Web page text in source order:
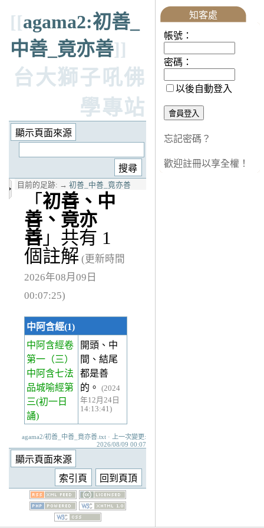
[[agama2:初善_
中善_竟亦善]]
台大獅子吼佛
學專站
目前的足跡: → 初善_中善_竟亦善
「 初善、中
善、竟亦
善 」共有 1
個註解 (更新時間
2026年08月09日
00:07:25)
中阿含經(1)
中阿含經卷
第一 （三）
中阿含七法
品城喻經第
三(初一日
誦)
開頭、中
間、結尾
都是善
的。
(2024
年12月24日
14:13:41)
agama2/初善_中善_竟亦善.txt · 上一次變更:
2026/08/09 00:07
知客處
帳號：
密碼：
以後自動登入
忘記密碼？
歡迎註冊以享全權！